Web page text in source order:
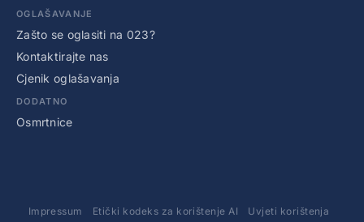
OGLAŠAVANJE
Zašto se oglasiti na 023?
Kontaktirajte nas
Cjenik oglašavanja
DODATNO
Osmrtnice
Impressum Etički kodeks za korištenje AI Uvjeti korištenja